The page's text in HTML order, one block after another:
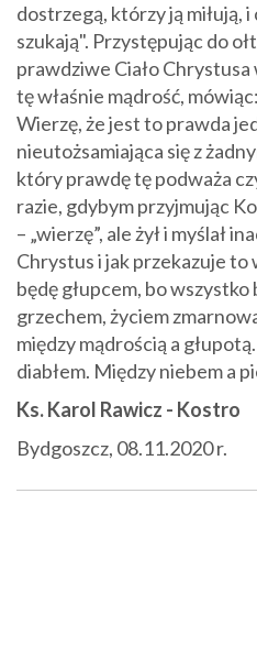
dostrzegą, którzy ją miłują,
szukają". Przystępując do
prawdziwe Ciało
tę właśnie mądrość,
Wierzę, że jest to prawda
nieutożsamiająca się z
który prawdę tę podważa
razie, gdybym przyjmując
– „wierzę”, ale żył i myślał
Chrystus i jak przekazuje
będę głupcem, bo wszystko
grzechem, życiem
między mądrością a
diabłem. Między niebem a
Ks. Karol Rawicz - Kostro
Bydgoszcz, 08.11.2020 r.